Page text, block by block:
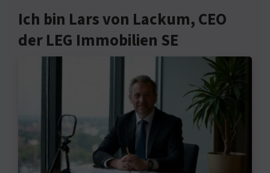
Ich bin Lars von Lackum, CEO
der LEG Immobilien SE